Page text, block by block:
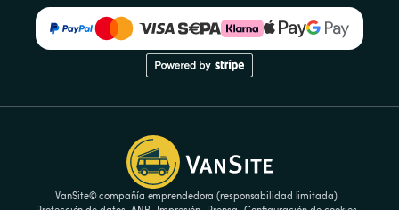
VanSite© compañía emprendedora (responsabilidad limitada)